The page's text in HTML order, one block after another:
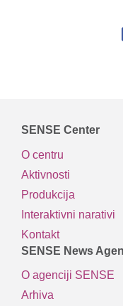
SENSE Center
O centru
Aktivnosti
Produkcija
Interaktivni narativi
Kontakt
SENSE News
O agenciji SENSE
Arhiva